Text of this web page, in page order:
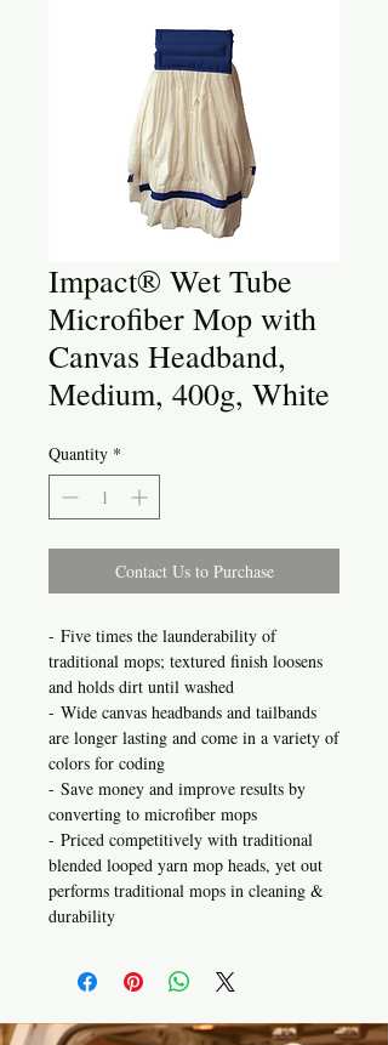
Impact® Wet Tube
Microfiber Mop with
Canvas Headband,
Medium, 400g, White
Quantity *
Contact Us to Purchase
- Five times the launderability of
traditional mops; textured finish loosens
and holds dirt until washed
- Wide canvas headbands and tailbands
are longer lasting and come in a variety of
colors for coding
- Save money and improve results by
converting to microfiber mops
- Priced competitively with traditional
blended looped yarn mop heads, yet out
performs traditional mops in cleaning &
durability